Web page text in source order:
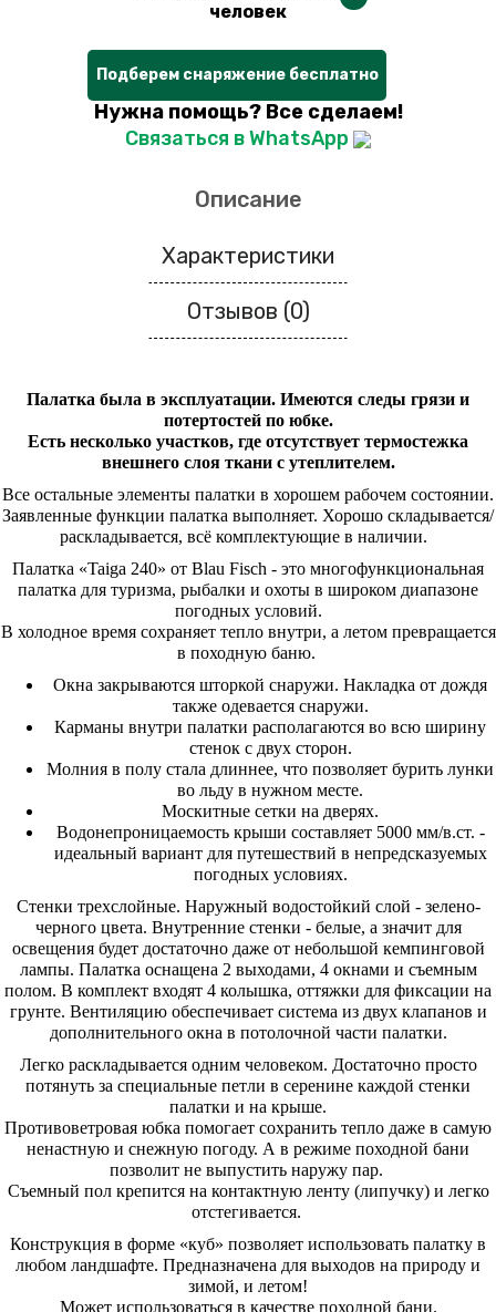
человек
Подберем снаряжение бесплатно
Нужна помощь? Все сделаем!
Связаться в WhatsApp
Описание
Характеристики
Отзывов (0)
Палатка была в эксплуатации. Имеются следы грязи и
потертостей по юбке.
Есть несколько участков, где отсутствует термостежка
внешнего слоя ткани с утеплителем.
Все остальные элементы палатки в хорошем рабочем состоянии.
Заявленные функции палатка выполняет. Хорошо складывается/
раскладывается, всё комплектующие в наличии.
Палатка «Taiga 240» от Blau Fisch - это многофункциональная
палатка для туризма, рыбалки и охоты в широком диапазоне
погодных условий.
В холодное время сохраняет тепло внутри, а летом превращается
в походную баню.
Окна закрываются шторкой снаружи. Накладка от дождя
также одевается снаружи.
Карманы внутри палатки располагаются во всю ширину
стенок с двух сторон.
Молния в полу стала длиннее, что позволяет бурить лунки
во льду в нужном месте.
Москитные сетки на дверях.
Водонепроницаемость крыши составляет 5000 мм/в.ст. -
идеальный вариант для путешествий в непредсказуемых
погодных условиях.
Стенки трехслойные. Наружный водостойкий слой - зелено-
черногоцвета. Внутренние стенки - белые, а значит для
освещения будет достаточно даже от небольшой кемпинговой
лампы. Палатка оснащена 2 выходами, 4 окнами и съемным
полом. В комплект входят 4 колышка, оттяжки для фиксации на
грунте. Вентиляцию обеспечивает система из двух клапанов и
дополнительного окна в потолочной части палатки.
Легко раскладывается одним человеком. Достаточно просто
потянуть за специальные петли в серенине каждой стенки
палатки и на крыше.
Противоветровая юбка помогает сохранить тепло даже в самую
ненастную и снежную погоду. А в режиме походной бани
позволит не выпустить наружу пар.
Съемный пол крепится на контактную ленту (липучку) и легко
отстегивается.
Конструкция в форме «куб» позволяет использовать палатку в
любом ландшафте. Предназначена для выходов на природу и
зимой, и летом!
Может использоваться в качестве походной бани.